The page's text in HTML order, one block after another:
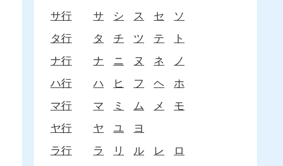
サ行
サ シ ス セ
ソ
タ行
タ チ ツ テ
ト
ナ行
ナ ニ ヌ ネ
ノ
ハ行
ハ ヒ フ ヘ
ホ
マ行
マ ミ ム メ
モ
ヤ行
ヤ ユ
ヨ
ラ行
ラ リ ル レ
ロ